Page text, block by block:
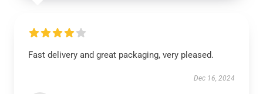
Fast delivery and great packaging, very pleased.
Dec 16, 2024